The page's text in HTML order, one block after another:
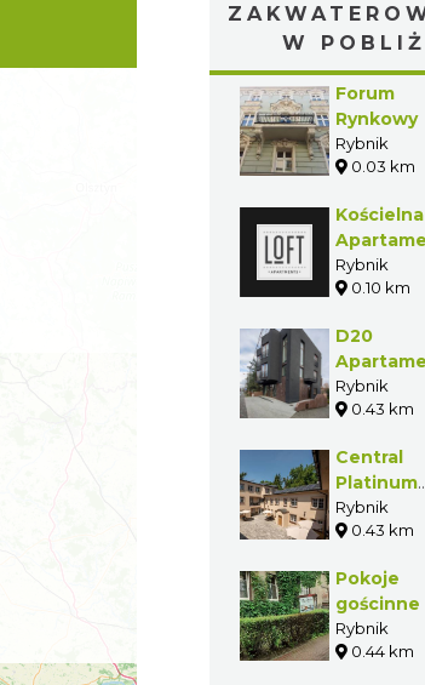
W
Forum
Rynkowy
Rybnik
0.03 km
Rybnik
0.10 km
D20
Rybnik
0.43 km
Central
Platinum
Rybnik
0.43 km
Pokoje
gościnne
Silesia"
Rybnik
0.44 km